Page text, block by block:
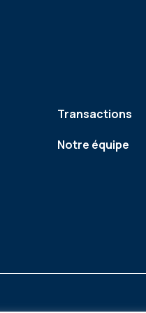
Transactions
Notre équipe